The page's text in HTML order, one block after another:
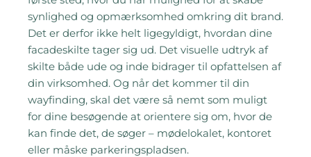
synlighed og opmærksomhed omkring dit brand.
Det er derfor ikke helt ligegyldigt, hvordan dine
facadeskilte tager sig ud. Det visuelle udtryk af
skilte både ude og inde bidrager til opfattelsen af
din virksomhed. Og når det kommer til din
wayfinding, skal det være så nemt som muligt
for dine besøgende at orientere sig om, hvor de
kan finde det, de søger – mødelokalet, kontoret
eller måske parkeringspladsen.